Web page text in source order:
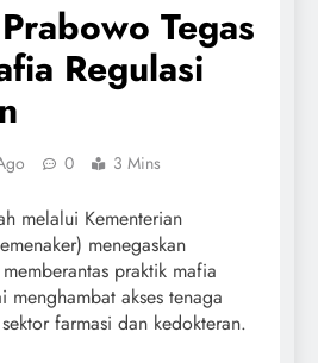
Tegas
Regulasi
0 3 Mins
melalui Kementerian
menegaskan
praktik mafia
akses tenaga
farmasi dan kedokteran.